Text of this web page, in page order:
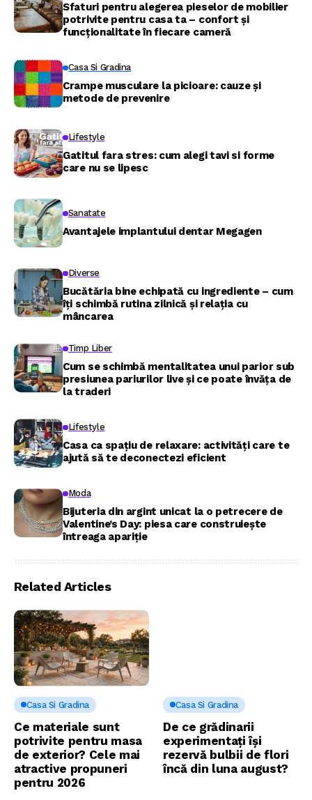
Sfaturi pentru alegerea pieselor de mobilier
potrivite pentru casa ta – confort și
funcționalitate în fiecare cameră
Casa Si Gradina
Crampe musculare la picioare: cauze și
metode de prevenire
Lifestyle
Gatitul fara stres: cum alegi tavi si forme
care nu se lipesc
Sanatate
Avantajele implantului dentar Megagen
Diverse
Bucătăria bine echipată cu ingrediente – cum
îți schimbă rutina zilnică și relația cu
mâncarea
Timp Liber
Cum se schimbă mentalitatea unui parior sub
presiunea pariurilor live și ce poate învăța de
la traderi
Lifestyle
Casa ca spațiu de relaxare: activități care te
ajută să te deconectezi eficient
Moda
Bijuteria din argint unicat la o petrecere de
Valentine’s Day: piesa care construiește
întreaga apariție
Related Articles
Casa Si Gradina
Ce materiale sunt
potrivite pentru masa
de exterior? Cele mai
atractive propuneri
pentru 2026
Casa Si Gradina
De ce grădinarii
experimentați își
rezervă bulbii de flori
încă din luna august?